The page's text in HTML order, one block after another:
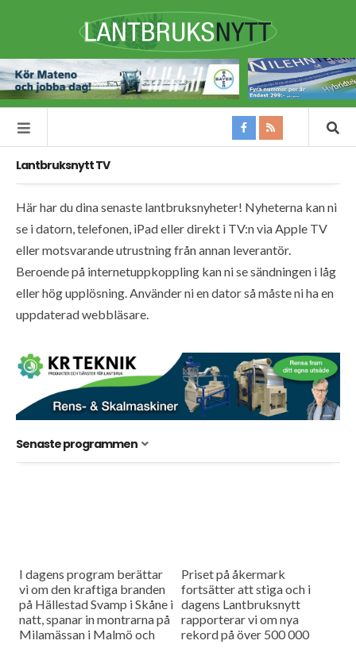
Lantbruksnytt TV
Här har du dina senaste lantbruksnyheter! Nyheterna kan ni
se i datorn, telefonen, iPad eller direkt i TV:n via Apple TV
eller motsvarande utrustning från annan leverantör.
Beroende på internetuppkoppling kan ni se sändningen i låg
eller hög upplösning. Använder ni en dator så måste ni ha en
uppdaterad webbläsare.
Senaste programmen
I dagens program berättar
vi om den kraftiga branden
på Hällestad Svamp i Skåne i
natt, spanar in montrarna på
Milamässan i Malmö och
Priset på åkermark
fortsätter att stiga och i
dagens Lantbruksnytt
rapporterar vi om nya
rekord på över 500 000